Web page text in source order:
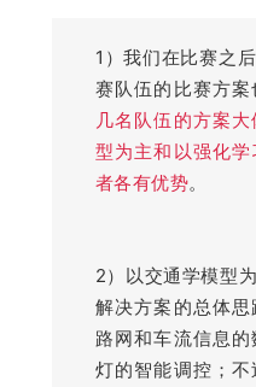
1）我们在比赛之
赛队伍的比赛方案
几名队伍的方案
型为主和以强化
者各有优势。
2）以交通学模型
解决方案的总体
路网和车流信息
灯的智能调控；